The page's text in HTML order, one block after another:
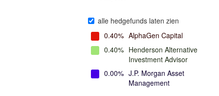
alle hedgefunds laten zien
0.40% AlphaGen Capital
0.40% Henderson Alternative
Investment Advisor
0.00% J.P. Morgan Asset
Management